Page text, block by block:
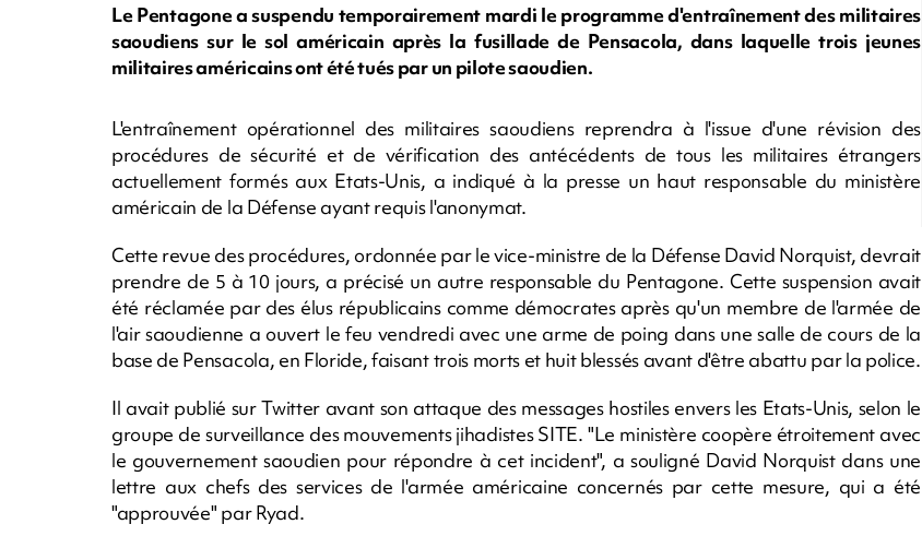
Le Pentagone a suspendu temporairement mardi le programme d'entraînement des militaires
saoudiens sur le sol américain après la fusillade de Pensacola, dans laquelle trois jeunes
militaires américains ont été tués par un pilote saoudien.
L'entraînement opérationnel des militaires saoudiens reprendra à l'issue d'une révision des
procédures de sécurité et de vérification des antécédents de tous les militaires étrangers
actuellement formés aux Etats-Unis, a indiqué à la presse un haut responsable du ministère
américain de la Défense ayant requis l'anonymat.
Cette revue des procédures, ordonnée par le vice-ministre de la Défense David Norquist, devrait
prendre de 5 à 10 jours, a précisé un autre responsable du Pentagone. Cette suspension avait
été réclamée par des élus républicains comme démocrates après qu'un membre de l'armée de
l'air saoudienne a ouvert le feu vendredi avec une arme de poing dans une salle de cours de la
base de Pensacola, en Floride, faisant trois morts et huit blessés avant d'être abattu par la police.
Il avait publié sur Twitter avant son attaque des messages hostiles envers les Etats-Unis, selon le
groupe de surveillance des mouvements jihadistes SITE. "Le ministère coopère étroitement avec
le gouvernement saoudien pour répondre à cet incident", a souligné David Norquist dans une
lettre aux chefs des services de l'armée américaine concernés par cette mesure, qui a été
"approuvée" par Ryad.